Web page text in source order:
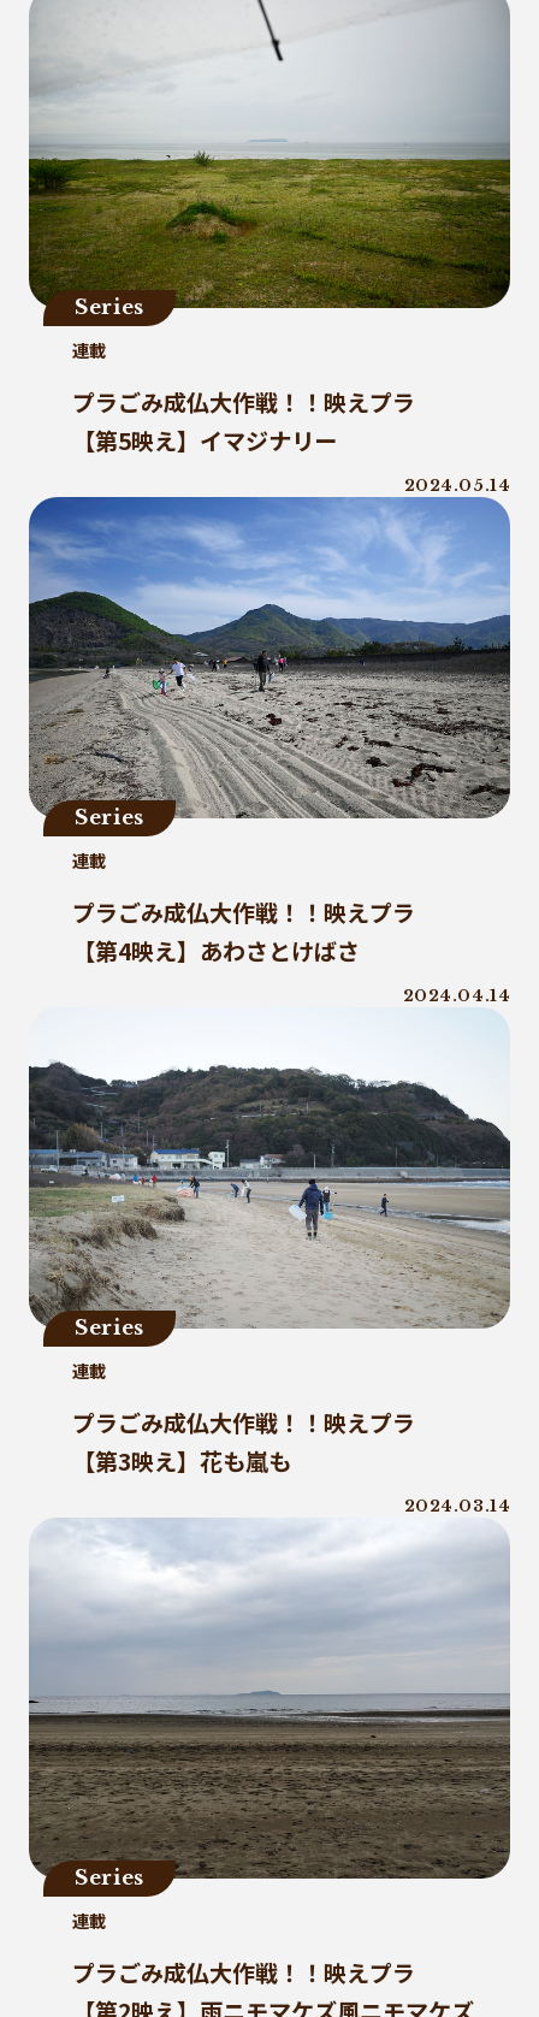
Series
連載
プラごみ成仏大作戦！！映えプラ
【第5映え】イマジナリー
2024.05.14
Series
連載
プラごみ成仏大作戦！！映えプラ
【第4映え】あわさとけばさ
2024.04.14
Series
連載
プラごみ成仏大作戦！！映えプラ
【第3映え】花も嵐も
2024.03.14
Series
連載
プラごみ成仏大作戦！！映えプラ